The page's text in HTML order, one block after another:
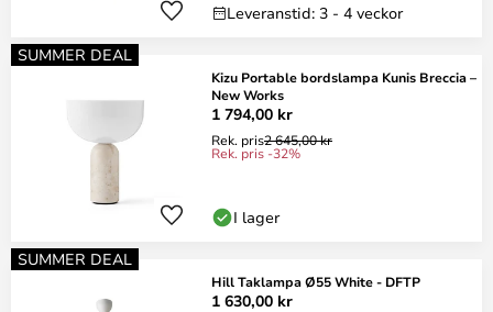
Leveranstid: 3 - 4 veckor
SUMMER DEAL
Kizu Portable bordslampa Kunis Breccia –
New Works
1 794,00 kr
Rek. pris2 645,00 kr
Rek. pris -32%
I lager
SUMMER DEAL
Hill Taklampa Ø55 White - DFTP
1 630,00 kr